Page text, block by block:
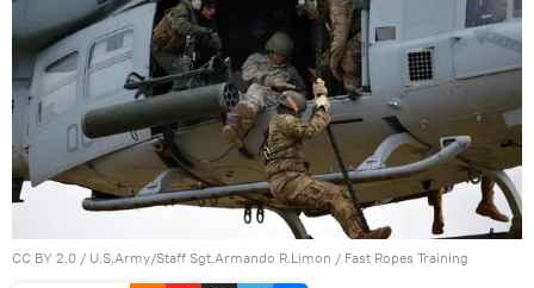
CC BY 2.0 / U.S.Army/Staff Sgt.Armando R.Limon / Fast Ropes Training